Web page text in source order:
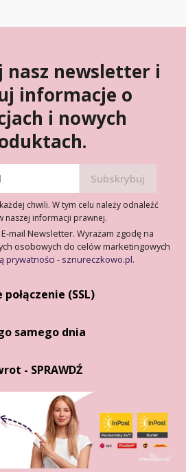
nasz newsletter i
informacje o
i nowych
chwili. W tym celu należy odnaleźć
naszej informacji prawnej.
mail Newsletter. Wyrażam zgodę na
osobowych do celów marketingowych
prywatności - sznureczkowo.pl.
(SSL)
samego dnia
- SPRAWDŹ